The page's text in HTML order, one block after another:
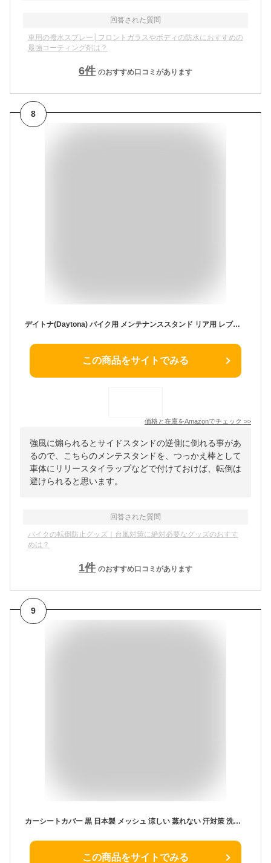
回答された質問
車用の撥水スプレー│フロントガラスやボディの防水におすすめの
最強コーティング剤は？
6件 のおすすめ口コミがあります
8
デイトナ(Daytona) バイク用 メンテナンススタンド リア用 レブル250/500/1100対応 有効長260-370mm イージーリフトアップスタンド ラウンドタイプ 32722
この商品をサイトでみる
価格と在庫をAmazonでチェック >>
強風に煽られるとサイドスタンドの逆側に倒れる事があ
るので、こちらのメンテスタンドを、つっかえ棒として
車体にリリースタイラップなどで付けておけば、転倒は
避けられると思います。
回答された質問
バイクの転倒防止グッズ｜台風対策に絶対必要なグッズのおすす
めは？
1件 のおすすめ口コミがあります
9
カーシートカバー 黒 日本製 メッシュ 涼しい 蒸れない 汗対策 洗える (黒メッシュ 1枚入り)
この商品をサイトでみる